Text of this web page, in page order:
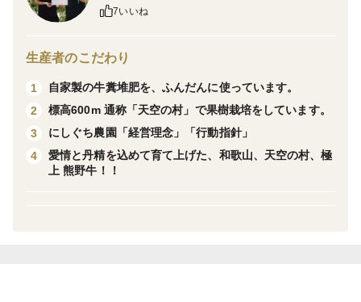
数量限定の早い者勝ちです！！
こちらは冷凍で発送します。
冷凍ですので、お好きなタイミングでお召し上がり下さ
い。
お召し上がりの前に1日かけて冷蔵庫でゆっくり解凍し
7いいね
生産者のこだわり
1
自家製の牛糞堆肥を、ふんだんに使っています。
2
標高600m 通称「天空の村」で果樹栽培をしています。
3
にしぐち農園「経営理念」「行動指針」
4
愛情と丹精を込めて育て上げた、和歌山、天空の村、極
上 熊野牛！！